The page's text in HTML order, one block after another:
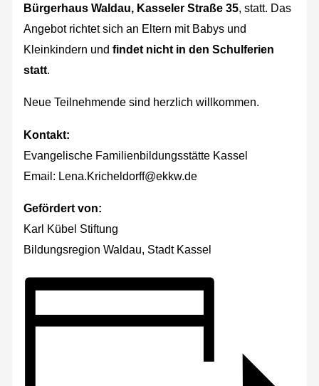
Bürgerhaus Waldau, Kasseler Straße 35, statt. Das
Angebot richtet sich an Eltern mit Babys und
Kleinkindern undfindet nicht in den Schulferien
statt.
Neue Teilnehmende sind herzlich willkommen.
Kontakt:
Evangelische Familienbildungsstätte Kassel
Email: Lena.Kricheldorff@ekkw.de
Gefördert von:
Karl Kübel Stiftung
Bildungsregion Waldau, Stadt Kassel